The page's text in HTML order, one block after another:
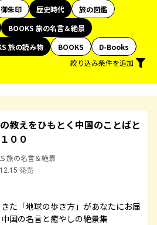
御朱印 歴史時代
旅の図鑑
BOOKS 旅の名言＆絶景
旅の読み物 BOOKS
D-Books
絞り込み条件を追加
教えをひもとく中国のことばと
００
旅の名言＆絶景
発売
た「地球の歩き方」があなたにお届
国の名言と癒やしの絶景集